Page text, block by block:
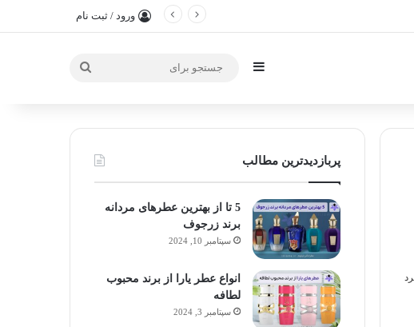
ورود / ثبت نام
سایدبار جستجو
پربازدیدترین مطالب
5 تا از بهترین عطرهای مردانه
برند زرجوف
سپتامبر 10, 2024
انواع عطر یارا از برند محبوب
لطافه
سپتامبر 3, 2024